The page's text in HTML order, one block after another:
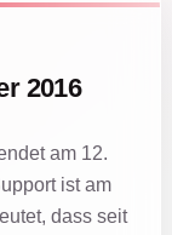
2016
am 12.
ist am
dass seit